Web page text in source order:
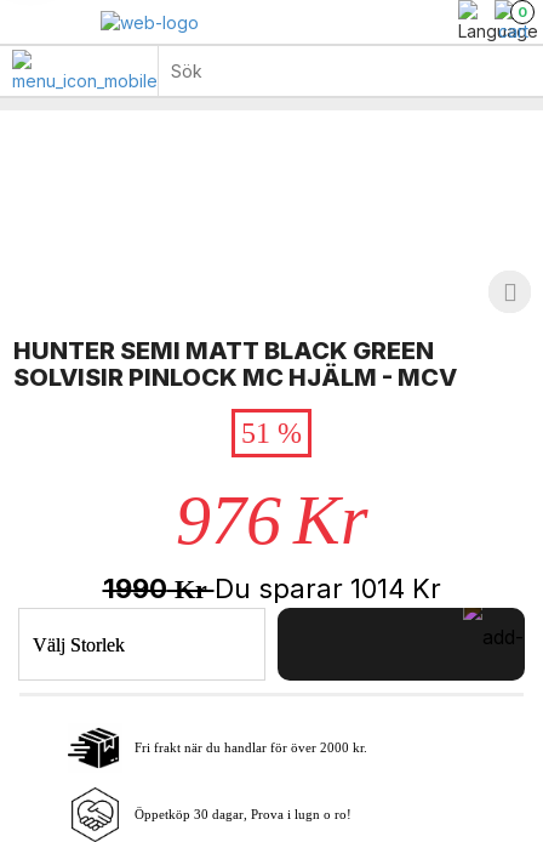
0
HUNTER SEMI MATT BLACK GREEN
SOLVISIR PINLOCK MC HJÄLM - MCV
51 %
976Kr
1990KrDu sparar 1014 Kr
Välj Storlek
Lägg i varukorgen
Fri frakt när du handlar för över 2000 kr.
Öppetköp 30 dagar, Prova i lugn o ro!